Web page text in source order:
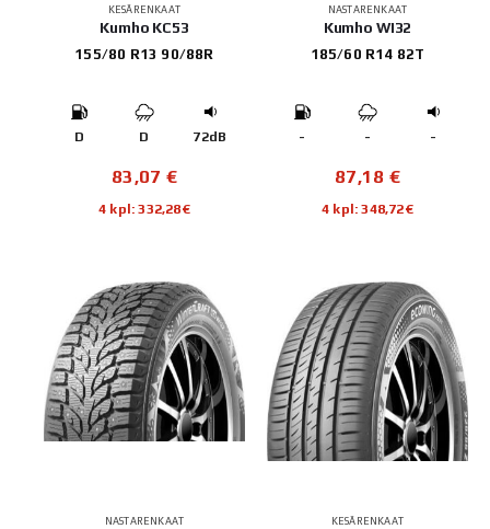
KESÄRENKAAT
Kumho KC53
155/80 R13 90/88R
D D 72dB
83,07 €
4 kpl: 332,28€
NASTARENKAAT
Kumho WI32
185/60 R14 82T
- - -
87,18 €
4 kpl: 348,72€
NASTARENKAAT KESÄRENKAAT